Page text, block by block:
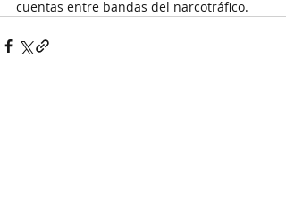
cuentas entre bandas del narcotráfico.​